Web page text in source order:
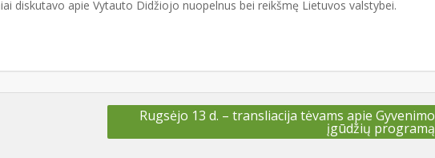
diskutavo apie Vytauto Didžiojo nuopelnus bei reikšmę Lietuvos valstybei.
Rugsėjo 13 d. – transliacija tėvams apie Gyvenimo
įgūdžių programą